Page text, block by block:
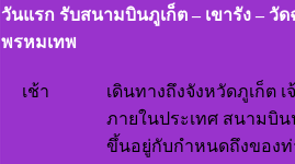
วันแรก รับสนามบินภูเก็ต – เขารัง – วั
พรหมเทพ
เช้า
เดินทางถึงจังหวัดภูเก็ต
ภายในประเทศ สนามบิ
ขึ้นอยู่กับกำหนดถึงของท่